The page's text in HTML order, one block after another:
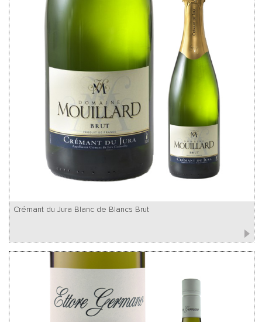
Crémant du Jura Blanc de Blancs Brut